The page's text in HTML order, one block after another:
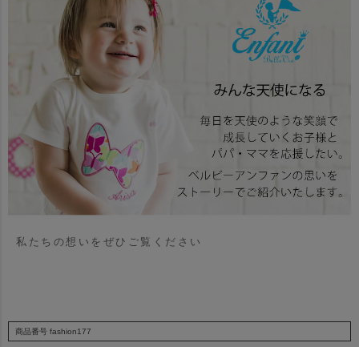
私たちの想いをぜひご覧ください
商品番号 fashion177